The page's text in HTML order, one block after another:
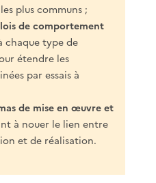
plus communs ;
lois de comportement
chaque type de
étendre les
par essais à
de mise en œuvre et
à nouer le lien entre
et de réalisation.